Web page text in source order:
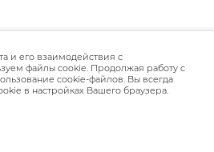
и его взаимодействия с
файлы cookie. Продолжая работу с
cookie-файлов. Вы всегда
в настройках Вашего браузера.